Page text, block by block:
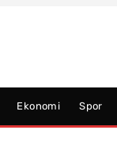
Ekonomi Spor